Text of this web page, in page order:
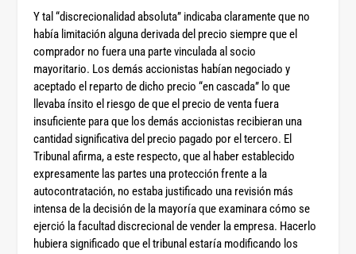
Y tal “discrecionalidad absoluta” indicaba claramente que no
había limitación alguna derivada del precio siempre que el
comprador no fuera una parte vinculada al socio
mayoritario. Los demás accionistas habían negociado y
aceptado el reparto de dicho precio “en cascada” lo que
llevaba ínsito el riesgo de que el precio de venta fuera
insuficiente para que los demás accionistas recibieran una
cantidad significativa del precio pagado por el tercero. El
Tribunal afirma, a este respecto, que al haber establecido
expresamente las partes una protección frente a la
autocontratación, no estaba justificado una revisión más
intensa de la decisión de la mayoría que examinara cómo se
ejerció la facultad discrecional de vender la empresa. Hacerlo
hubiera significado que el tribunal estaría modificando los